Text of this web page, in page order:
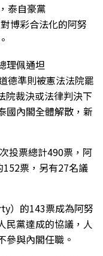
泰自豪黨
博彩合法化的阿努
理佩通坦
德準則被憲法法院罷
裁決或法律判決下
國內閣全體解散，新
投票總計490票，阿
票，另有27名議
）的143票成為阿努
民黨達成的協議，人
參與內閣任職。